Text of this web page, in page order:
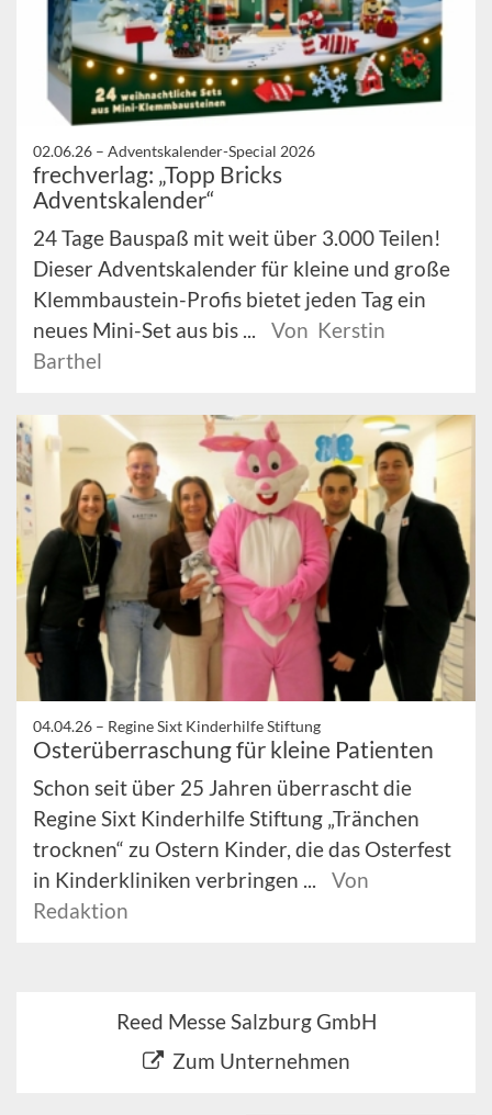
02.06.26 – Adventskalender-Special 2026
frechverlag: „Topp Bricks
Adventskalender“
24 Tage Bauspaß mit weit über 3.000 Teilen!
Dieser Adventskalender für kleine und große
Klemmbaustein-Profis bietet jeden Tag ein
neues Mini-Set aus bis ...
Von Kerstin
Barthel
04.04.26 – Regine Sixt Kinderhilfe Stiftung
Osterüberraschung für kleine Patienten
Schon seit über 25 Jahren überrascht die
Regine Sixt Kinderhilfe Stiftung „Tränchen
trocknen“ zu Ostern Kinder, die das Osterfest
in Kinderkliniken verbringen ...
Von
Redaktion
Reed Messe Salzburg GmbH
Zum Unternehmen